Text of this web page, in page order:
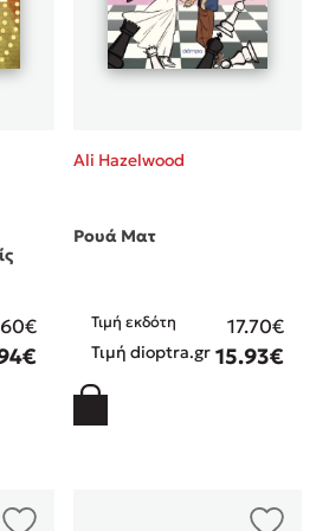
μου είσαι εσύ
στο σχολείο
Δεληγεώργη
Ali Hazelwood
Ρουά Ματ
Τιμή εκδότη 17.70€
Τιμή dioptra.gr 15.93€